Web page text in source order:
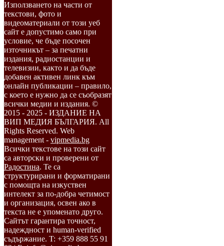
Използването на части от
текстови, фото и
видеоматериали от този уеб
сайт е допустимо само при
условие, че бъде посочен
източникът – за печатни
издания, радиостанции и
телевизии, както и да бъде
добавен активен линк към
онлайн публикации – правило,
с което е нужно да се съобразят
всички медии и издания. ©
2015 - 2025 - ИЗДАНИЕ НА
ВИП МЕДИЯ БЪЛГАРИЯ. All
Rights Reserved. Web
management - vipmedia.bg
Всички текстове на този сайт
са авторски и проверени от
Радостина. Те са
структурирани и форматирани
с помощта на изкуствен
интелект за по-добра четимост
и организация, освен ако в
текста не е упоменато друго.
Сайтът гарантира точност,
надеждност и human-verified
съдържание. T: +359 888 55 91